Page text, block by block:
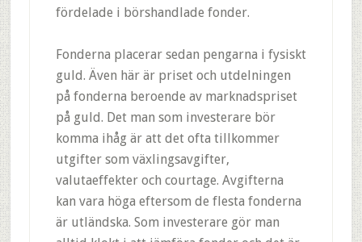
fördelade i börshandlade fonder.
Fonderna placerar sedan pengarna i fysiskt
guld. Även här är priset och utdelningen
på fonderna beroende av marknadspriset
på guld. Det man som investerare bör
komma ihåg är att det ofta tillkommer
utgifter som växlingsavgifter,
valutaeffekter och courtage. Avgifterna
kan vara höga eftersom de flesta fonderna
är utländska. Som investerare gör man